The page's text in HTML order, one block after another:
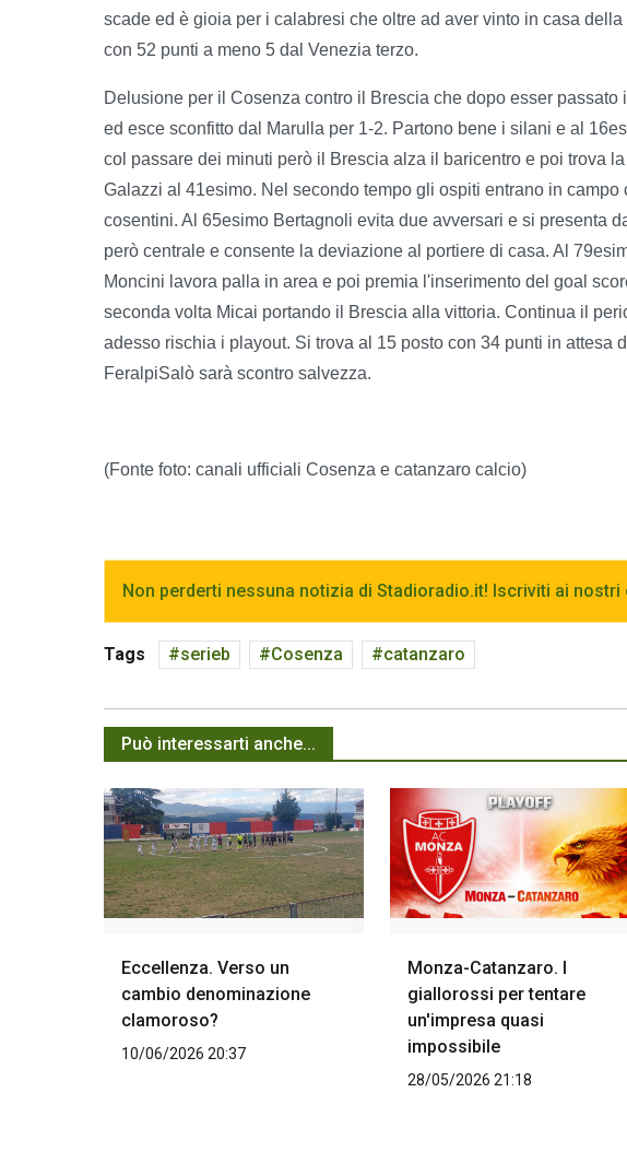
scade ed è gioia per i calabresi che oltre ad aver vinto in casa
con 52 punti a meno 5 dal Venezia terzo.
Delusione per il Cosenza contro il Brescia che dopo esser passato
ed esce sconfitto dal Marulla per 1-2. Partono bene i silani e al
col passare dei minuti però il Brescia alza il baricentro e poi trova
Galazzi al 41esimo. Nel secondo tempo gli ospiti entrano in
cosentini. Al 65esimo Bertagnoli evita due avversari e si presenta
però centrale e consente la deviazione al portiere di casa. Al
Moncini lavora palla in area e poi premia l'inserimento del goal
seconda volta Micai portando il Brescia alla vittoria. Continua il
adesso rischia i playout. Si trova al 15 posto con 34 punti in attesa
FeralpiSalò sarà scontro salvezza.
(Fonte foto: canali ufficiali Cosenza e catanzaro calcio)
Non perderti nessuna notizia di Stadioradio.it! Iscriviti ai nostri
Tags serieb Cosenza catanzaro
Può interessarti anche...
Eccellenza. Verso un
cambio denominazione
clamoroso?
10/06/2026 20:37
Monza-Catanzaro. I
giallorossi per tentare
un'impresa quasi
impossibile
28/05/2026 21:18